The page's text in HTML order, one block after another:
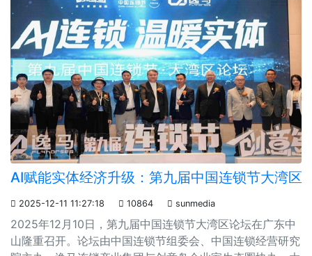
AI赋能实体经济升级：第九届中国连锁节大湾区
 2025-12-11 11:27:18  10864  sunmedia
2025年12月10日，第九届中国连锁节大湾区论坛在广东中
山隆重召开。论坛由中国连锁节组委会、中国连锁经营研究